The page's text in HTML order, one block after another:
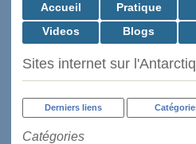
Accueil Pratique
Videos
Blogs
Sites internet sur
Derniers liens
Catégories